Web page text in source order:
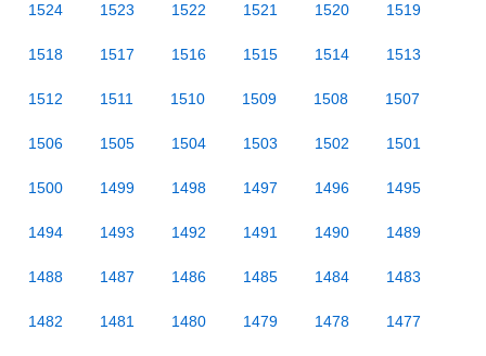
1524 1523 1522 1521 1520 1519
1518 1517 1516 1515 1514 1513
1512 1511 1510 1509 1508 1507
1506 1505 1504 1503 1502 1501
1500 1499 1498 1497 1496 1495
1494 1493 1492 1491 1490 1489
1488 1487 1486 1485 1484 1483
1482 1481 1480 1479 1478 1477